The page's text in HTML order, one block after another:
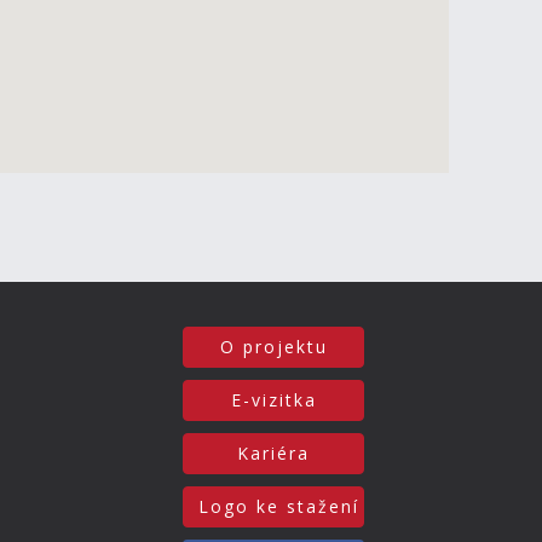
O projektu
E-vizitka
Kariéra
Logo ke stažení